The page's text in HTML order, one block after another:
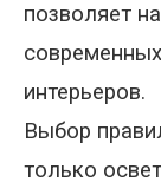
позволяет
интерьеров.
Выбор
только